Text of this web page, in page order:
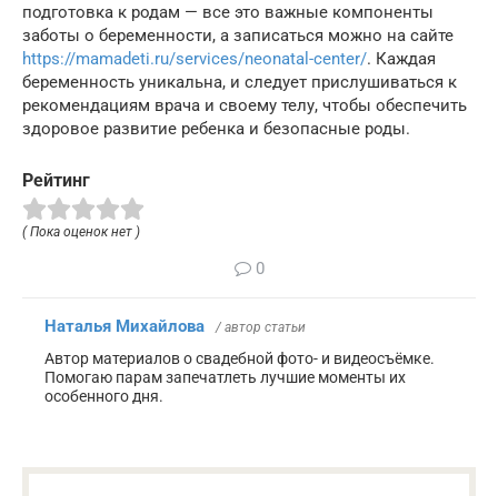
подготовка к родам — все это важные компоненты
заботы о беременности, а записаться можно на сайте
https://mamadeti.ru/services/neonatal-center/. Каждая
беременность уникальна, и следует прислушиваться к
рекомендациям врача и своему телу, чтобы обеспечить
здоровое развитие ребенка и безопасные роды.
Рейтинг
( Пока оценок нет )
0
Наталья Михайлова / автор статьи
Автор материалов о свадебной фото- и видеосъёмке.
Помогаю парам запечатлеть лучшие моменты их
особенного дня.